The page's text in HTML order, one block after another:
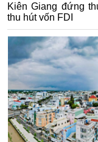
Kiên Giang đứng
thu hút vốn FDI